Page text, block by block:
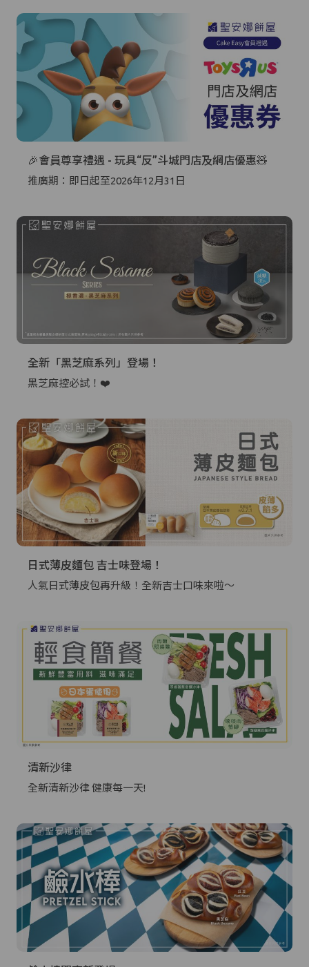
🎉會員尊享禮遇 - 玩具“反”斗城門店及網店優惠🧸
推廣期：即日起至2026年12月31日
全新「黑芝麻系列」登場！
黑芝麻控必試！❤️
日式薄皮麵包 吉士味登場！
人氣日式薄皮包再升級！全新吉士口味來啦～
清新沙律
全新清新沙律 健康每一天!